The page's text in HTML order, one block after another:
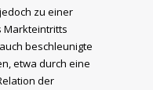
zu einer
Markteintritts
beschleunigte
etwa durch eine
der